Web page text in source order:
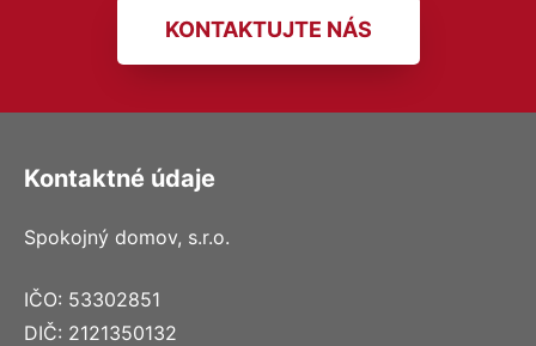
KONTAKTUJTE NÁS
Kontaktné údaje
Spokojný domov, s.r.o.
IČO: 53302851
DIČ: 2121350132